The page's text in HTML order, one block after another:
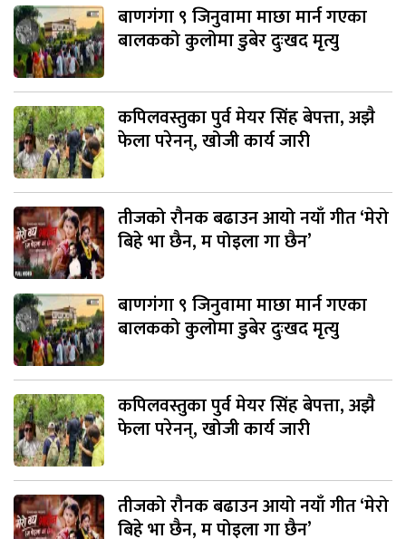
बाणगंगा ९ जिनुवामा माछा मार्न गएका
बालकको कुलोमा डुबेर दुःखद मृत्यु
कपिलवस्तुका पुर्व मेयर सिंह बेपत्ता, अझै
फेला परेनन्, खोजी कार्य जारी
तीजको रौनक बढाउन आयो नयाँ गीत ‘मेरो
बिहे भा छैन, म पोइला गा छैन’
बाणगंगा ९ जिनुवामा माछा मार्न गएका
बालकको कुलोमा डुबेर दुःखद मृत्यु
कपिलवस्तुका पुर्व मेयर सिंह बेपत्ता, अझै
फेला परेनन्, खोजी कार्य जारी
तीजको रौनक बढाउन आयो नयाँ गीत ‘मेरो
बिहे भा छैन, म पोइला गा छैन’